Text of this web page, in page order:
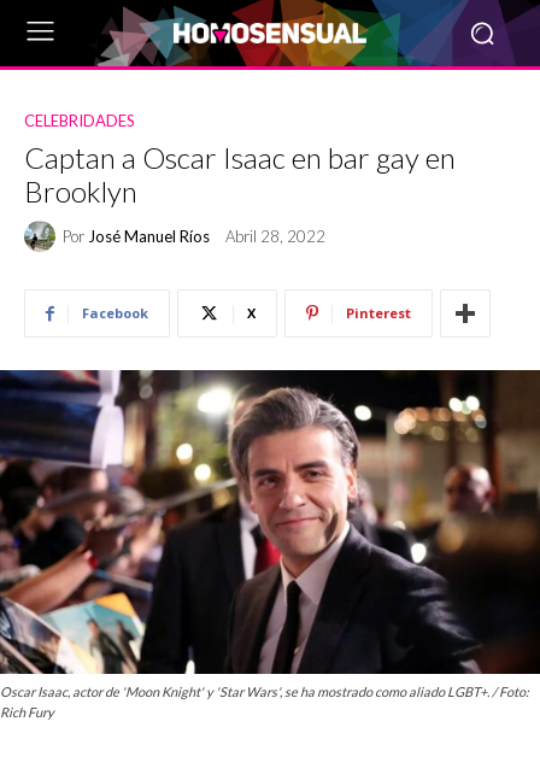
CELEBRIDADES
Captan a Oscar Isaac en bar gay en
Brooklyn
Por José Manuel Ríos Abril 28, 2022
Facebook X Pinterest
Oscar Isaac, actor de 'Moon Knight' y 'Star Wars', se ha mostrado como aliado LGBT+. / Foto:
Rich Fury